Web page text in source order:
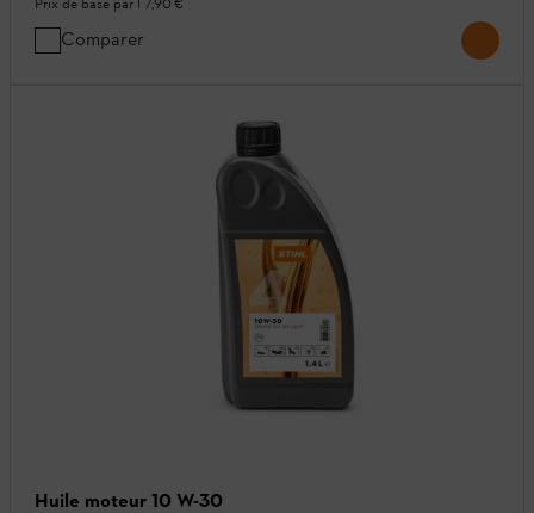
Prix de base par l 7,90 €
Comparer
Huile moteur 10 W-30